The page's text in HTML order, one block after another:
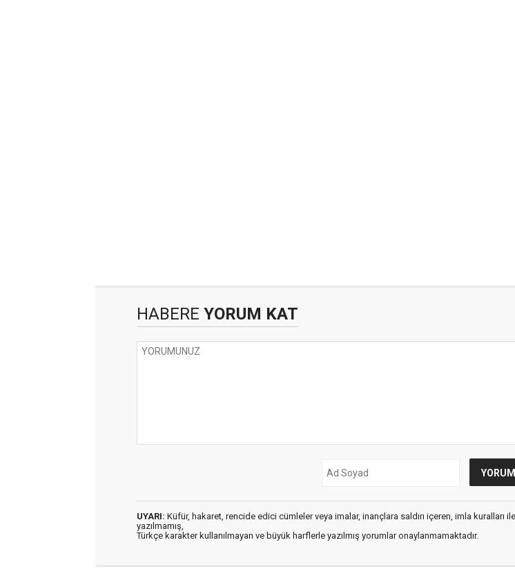
HABERE YORUM KAT
UYARI: Küfür, hakaret, rencide edici cümleler veya imalar, inançlara saldırı içeren, imla kuralları ile
yazılmamış,
Türkçe karakter kullanılmayan ve büyük harflerle yazılmış yorumlar onaylanmamaktadır.